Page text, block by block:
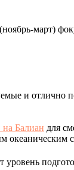
март)
и отлично
на Балиан для
океаническим